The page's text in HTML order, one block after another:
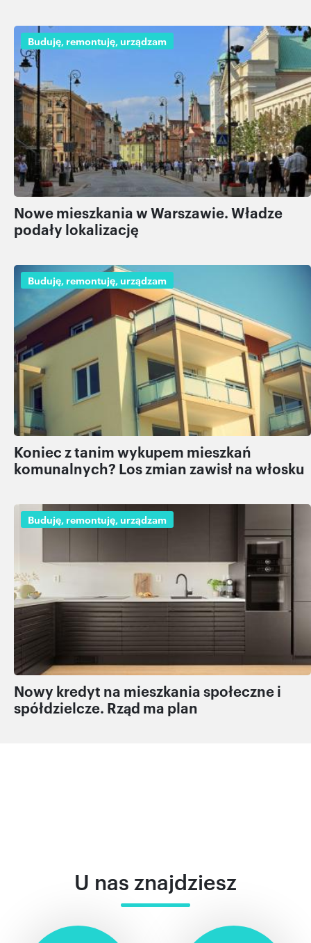
Buduję, remontuję, urządzam
Nowe mieszkania w Warszawie. Władze
podały lokalizację
Buduję, remontuję, urządzam
Koniec z tanim wykupem mieszkań
komunalnych? Los zmian zawisł na włosku
Buduję, remontuję, urządzam
Nowy kredyt na mieszkania społeczne i
spółdzielcze. Rząd ma plan
U nas znajdziesz